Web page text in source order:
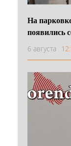
На
появились
6 августа